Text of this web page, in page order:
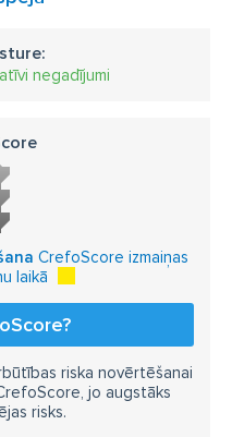
negadījumi
CrefoScore izmaiņas
laikā
riska novērtēšanai
jo augstāks
risks.